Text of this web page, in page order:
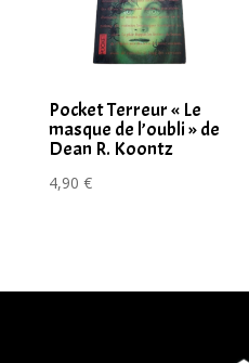
Pocket Terreur « Le
masque de l’oubli » de
Dean R. Koontz
4,90 €